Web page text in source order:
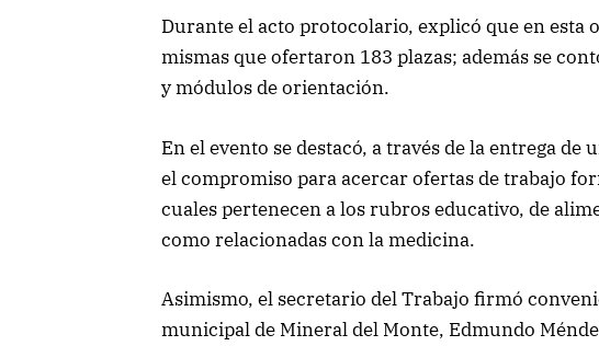
Durante el acto protocolario, explicó que en esta
mismas que ofertaron 183 plazas; además se
y módulos de orientación.
En el evento se destacó, a través de la entrega de
el compromiso para acercar ofertas de trabajo
cuales pertenecen a los rubros educativo, de
como relacionadas con la medicina.
Asimismo, el secretario del Trabajo firmó
municipal de Mineral del Monte, Edmundo